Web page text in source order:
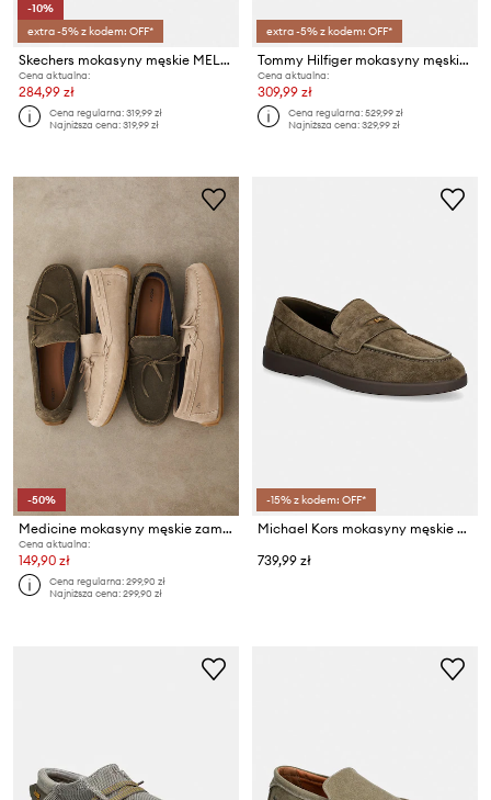
-10%
extra -5% z kodem: OFF*
Skechers mokasyny męskie MELSON
Cena aktualna:
284,99 zł
Cena regularna:319,99 zł
Najniższa cena:319,99 zł
extra -5% z kodem: OFF*
Tommy Hilfiger mokasyny męskie zamszowe MODERN LIGHT HYBRID SUEDE LOAFER
Cena aktualna:
309,99 zł
Cena regularna:529,99 zł
Najniższa cena:329,99 zł
-50%
Medicine mokasyny męskie zamszowe
Cena aktualna:
149,90 zł
Cena regularna:299,90 zł
Najniższa cena:299,90 zł
-15% z kodem: OFF*
Michael Kors mokasyny męskie zamszowe Wesley Slip On
739,99 zł